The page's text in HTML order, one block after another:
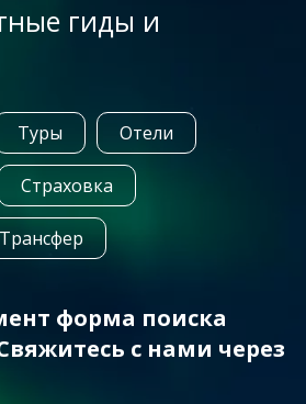
гиды и
Туры Отели
Страховка
Трансфер
форма поиска
с нами через